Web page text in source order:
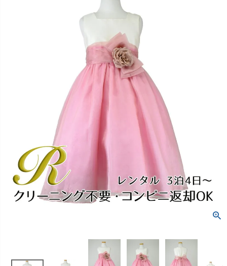
パニエ
レディース
コスチューム アウター
インナー・パニエ アクセサリー
ジュエリー 音楽雑貨
発表会・コンクール 結婚式
フラワーガール・リングボーイ・ゲ
スト
Graduation & Entrance
卒業式・入学式
きちんと感のあるフォーマル
Shichi-Go-San
七五三
3歳・5歳・7歳の晴れの日
あんしんパック
汚れ・キズ・破損の補償
Buy & Support ご購入・サポート
07 販売・共通のご案内
品質・返品・お手入れ
08 送料・お支払い
送料・決済方法
実店舗 つくば店
茨城県土浦市大町14-16-1F
10:00–18:00（完全予約制）
店舗を予約する →